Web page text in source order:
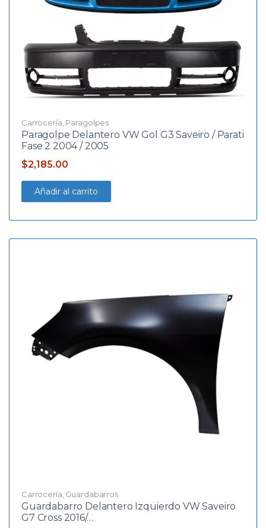
Carrocería Paragolpes
Paragolpe Delantero VW Gol G3 Saveiro / Parati
Fase 2 2004 / 2005
$2,185.00
Añadir al carrito
Carrocería Guardabarros
Guardabarro Delantero Izquierdo VW Saveiro
G7 Cross 2016/…